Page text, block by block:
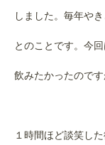
しました。毎年や
とのことです。今
飲みたかったのです
１時間ほど談笑し